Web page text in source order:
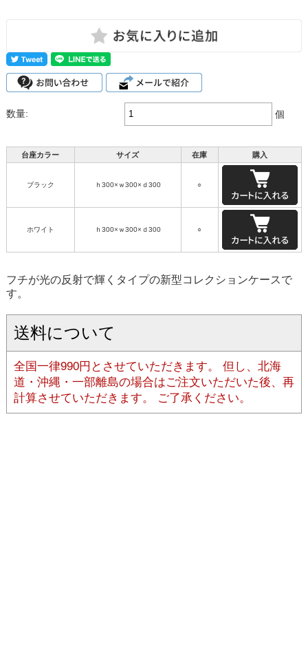
数量: 個
台座カラー サイズ 在庫 購入
ブラック ｈ300×ｗ300×ｄ300 ○
ホワイト ｈ300×ｗ300×ｄ300 ○
フチが光の反射で輝くタイプの新型コレクションケースで
す。